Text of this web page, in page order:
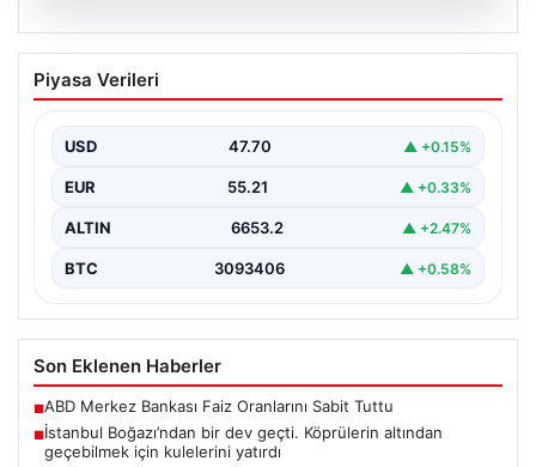
06.08.2026
İstanbul Boğazı’ndan bir dev geçti.
Köprülerin altından geçebilmek için
Piyasa Verileri
USD 47.70 ▲ +0.15%
EUR 55.21 ▲ +0.33%
ALTIN 6653.2 ▲ +2.47%
BTC 3093406 ▲ +0.58%
Son Eklenen Haberler
■ABD Merkez Bankası Faiz Oranlarını Sabit Tuttu
■İstanbul Boğazı’ndan bir dev geçti. Köprülerin altından
geçebilmek için kulelerini yatırdı